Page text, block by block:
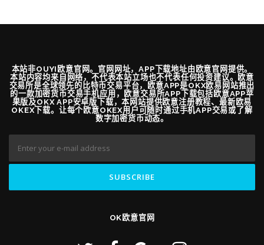
本站非OUYI欧意官网。官网网址，APP下载地址由欧意官网提供。
本站内容均来自网络，不代表本站立场也不代表任何投资建议。欧意
交易所是全球领先的比特币交易平台，欧意APP是OKX欧易网站推出
的一款加密货币交易手机应用，欧意交易所APP下载包括欧意APP苹
果版及OKX APP安卓版下载，本网站提供欧意注册教程、最新欧易
OKEX下载。让每个欧意OKEX用户可随时通过手机APP交易或了解
数字加密货币动态。
OK欧意官网